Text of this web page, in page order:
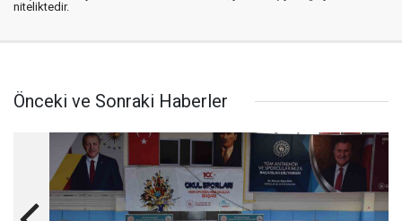
niteliktedir.
Önceki ve Sonraki Haberler